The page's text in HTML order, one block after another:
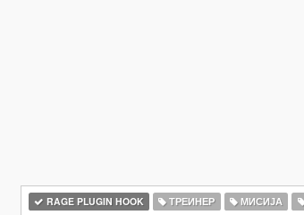
RAGE PLUGIN HOOK ТРЕИНЕР МИСИЈА